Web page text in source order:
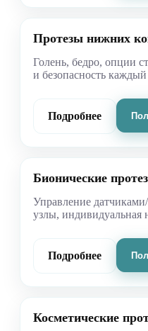
Протезы нижних
Голень, бедро, опции
и безопасность каждый
Подробнее
Бионические
Управление
узлы, индивидуальная
Подробнее
Косметические